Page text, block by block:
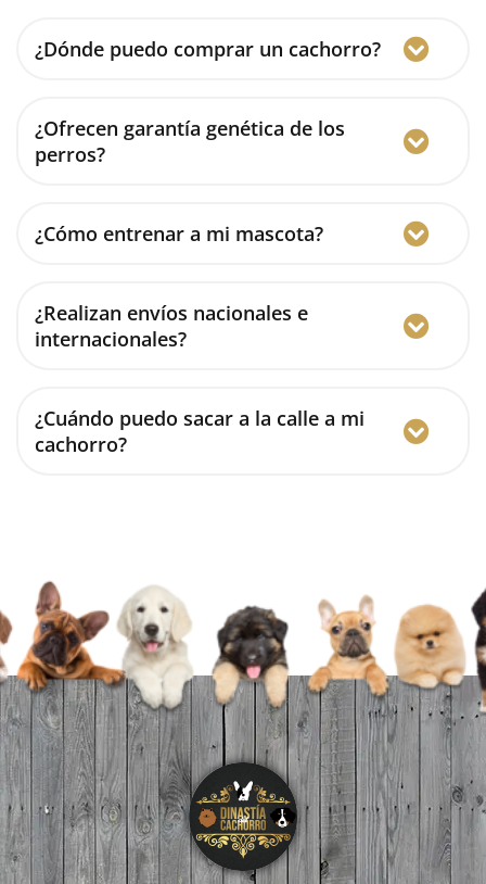
¿Dónde puedo comprar un cachorro?
¿Ofrecen garantía genética de los
perros?
¿Cómo entrenar a mi mascota?
¿Realizan envíos nacionales e
internacionales?
¿Cuándo puedo sacar a la calle a mi
cachorro?